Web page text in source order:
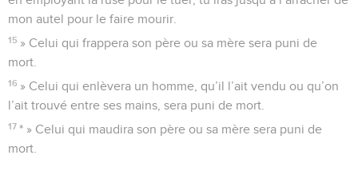
mon autel pour le faire mourir.
15 » Celui qui frappera son père ou sa mère sera puni de
mort.
16 » Celui qui enlèvera un homme, qu’il l’ait vendu ou qu’on
l’ait trouvé entre ses mains, sera puni de mort.
17 * » Celui qui maudira son père ou sa mère sera puni de
mort.